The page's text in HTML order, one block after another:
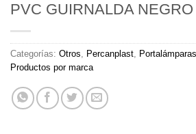
PVC GUIRNALDA
Categorías: Otros, Percanplast,
Productos por marca